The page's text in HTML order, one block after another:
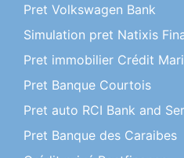
Pret Volkswagen Bank
Simulation pret Natixis
Pret immobilier Crédit
Pret Banque Courtois
Pret auto RCI Bank and
Pret Banque des Caraibes